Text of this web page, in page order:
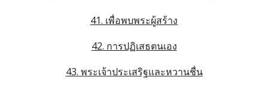
41. เพื่อพบพระผู้สร้าง
42. การปฏิเสธตนเอง
43. พระเจ้าประเสริฐและหวานชื่น